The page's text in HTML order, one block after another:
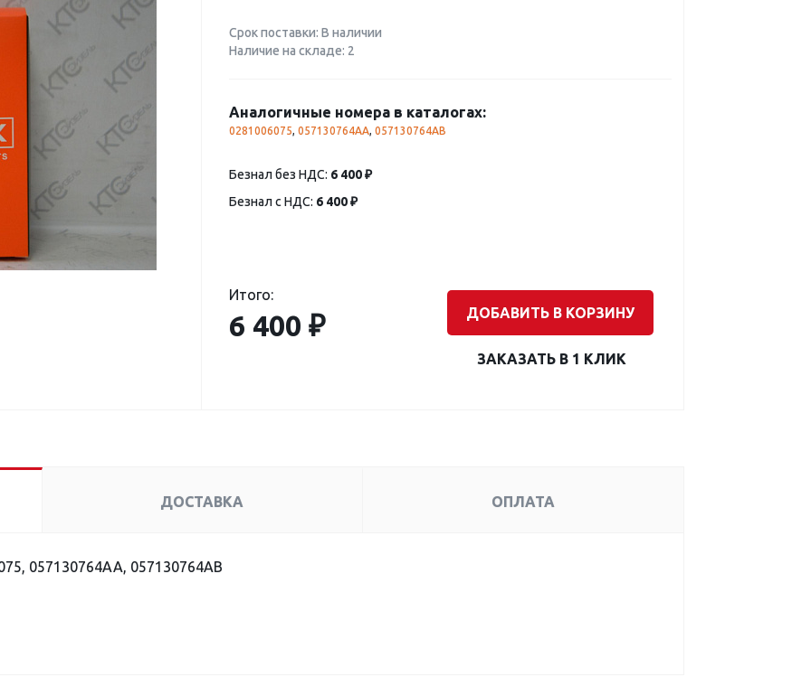
Срок поставки: В наличии
Наличие на складе: 2
Аналогичные номера в каталогах:
0281006075, 057130764AA, 057130764AB
Безнал без НДС: 6 400 ₽
Безнал с НДС: 6 400 ₽
Итого:
6 400 ₽ ДОБАВИТЬ В КОРЗИНУ
ЗАКАЗАТЬ В 1 КЛИК
ДОСТАВКА ОПЛАТА
057130764AA, 057130764AB